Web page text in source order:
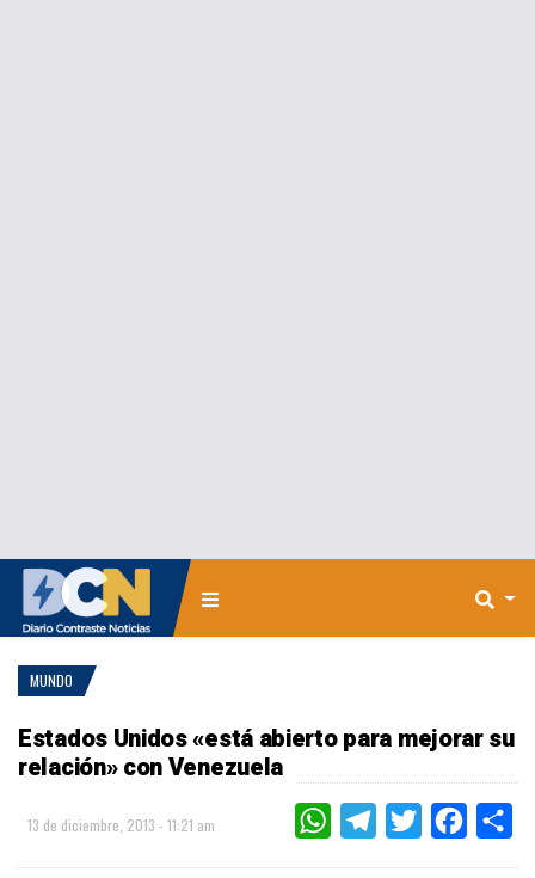
MUNDO
Estados Unidos «está abierto para mejorar su
relación» con Venezuela
13 de diciembre, 2013 - 11:21 am WHATSAPPTELEGRAMTWITTER